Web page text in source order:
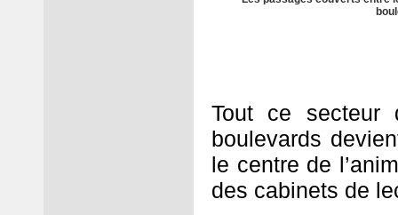
Tout ce
boulevards
le centre de
des cabinets de